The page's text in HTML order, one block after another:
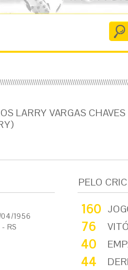
LARRY VARGAS CHAVES
1956
RS
PELO
160
76
40
44